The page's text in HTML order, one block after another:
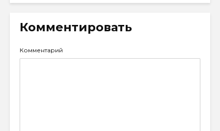
Комментировать
Комментарий